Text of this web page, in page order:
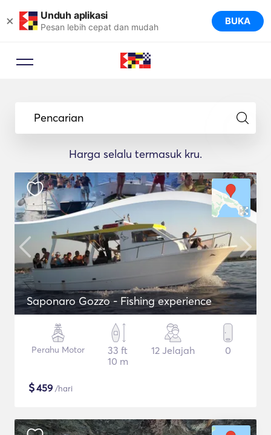
× Unduh aplikasi
Pesan lebih cepat dan mudah BUKA
Pencarian
Harga selalu termasuk kru.
Saponaro Gozzo - Fishing experience
Perahu Motor
33 ft
10 m
12 Jelajah 0
$459 /hari